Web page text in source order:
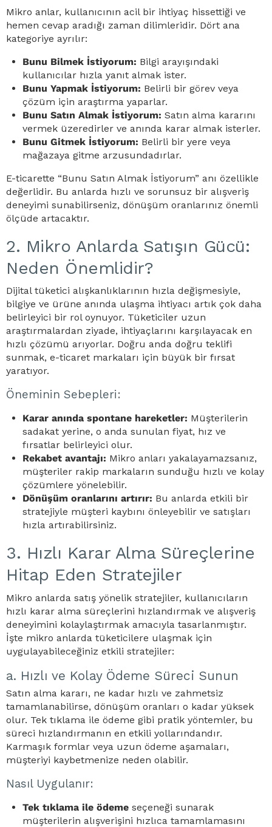
Mikro anlar, kullanıcının acil bir ihtiyaç hissettiği ve
hemen cevap aradığı zaman dilimleridir. Dört ana
kategoriye ayrılır:
Bunu Bilmek İstiyorum: Bilgi arayışındaki
kullanıcılar hızla yanıt almak ister.
Bunu Yapmak İstiyorum: Belirli bir görev veya
çözüm için araştırma yaparlar.
Bunu Satın Almak İstiyorum: Satın alma kararını
vermek üzeredirler ve anında karar almak isterler.
Bunu Gitmek İstiyorum: Belirli bir yere veya
mağazaya gitme arzusundadırlar.
E-ticarette “Bunu Satın Almak İstiyorum” anı özellikle
değerlidir. Bu anlarda hızlı ve sorunsuz bir alışveriş
deneyimi sunabilirseniz, dönüşüm oranlarınız önemli
ölçüde artacaktır.
2. Mikro Anlarda Satışın Gücü:
Neden Önemlidir?
Dijital tüketici alışkanlıklarının hızla değişmesiyle,
bilgiye ve ürüne anında ulaşma ihtiyacı artık çok daha
belirleyici bir rol oynuyor. Tüketiciler uzun
araştırmalardan ziyade, ihtiyaçlarını karşılayacak en
hızlı çözümü arıyorlar. Doğru anda doğru teklifi
sunmak, e-ticaret markaları için büyük bir fırsat
yaratıyor.
Öneminin Sebepleri:
Karar anında spontane hareketler: Müşterilerin
sadakat yerine, o anda sunulan fiyat, hız ve
fırsatlar belirleyici olur.
Rekabet avantajı: Mikro anları yakalayamazsanız,
müşteriler rakip markaların sunduğu hızlı ve kolay
çözümlere yönelebilir.
Dönüşüm oranlarını artırır: Bu anlarda etkili bir
stratejiyle müşteri kaybını önleyebilir ve satışları
hızla artırabilirsiniz.
3. Hızlı Karar Alma Süreçlerine
Hitap Eden Stratejiler
Mikro anlarda satış yönelik stratejiler, kullanıcıların
hızlı karar alma süreçlerini hızlandırmak ve alışveriş
deneyimini kolaylaştırmak amacıyla tasarlanmıştır.
İşte mikro anlarda tüketicilere ulaşmak için
uygulayabileceğiniz etkili stratejiler:
a. Hızlı ve Kolay Ödeme Süreci Sunun
Satın alma kararı, ne kadar hızlı ve zahmetsiz
tamamlanabilirse, dönüşüm oranları o kadar yüksek
olur. Tek tıklama ile ödeme gibi pratik yöntemler, bu
süreci hızlandırmanın en etkili yollarındandır.
Karmaşık formlar veya uzun ödeme aşamaları,
müşteriyi kaybetmenize neden olabilir.
Nasıl Uygulanır:
Tek tıklama ile ödeme seçeneği sunarak
müşterilerin alışverişini hızlıca tamamlamasını